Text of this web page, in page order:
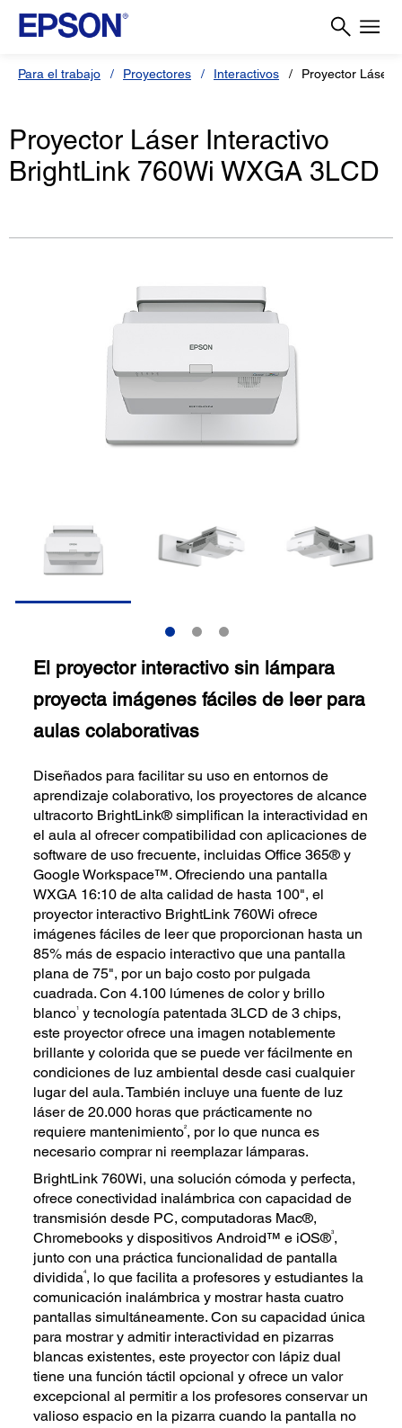
Para el trabajo Proyectores Interactivos Proyector Láser
Proyector Láser Interactivo
BrightLink 760Wi WXGA 3LCD
El proyector interactivo sin lámpara
proyecta imágenes fáciles de leer para
aulas colaborativas
Diseñados para facilitar su uso en entornos de
aprendizaje colaborativo, los proyectores de alcance
ultracorto BrightLink® simplifican la interactividad en
el aula al ofrecer compatibilidad con aplicaciones de
software de uso frecuente, incluidas Office 365® y
Google Workspace™. Ofreciendo una pantalla
WXGA 16:10 de alta calidad de hasta 100", el
proyector interactivo BrightLink 760Wi ofrece
imágenes fáciles de leer que proporcionan hasta un
85% más de espacio interactivo que una pantalla
plana de 75", por un bajo costo por pulgada
cuadrada. Con 4.100 lúmenes de color y brillo
blanco1 y tecnología patentada 3LCD de 3 chips,
este proyector ofrece una imagen notablemente
brillante y colorida que se puede ver fácilmente en
condiciones de luz ambiental desde casi cualquier
lugar del aula. También incluye una fuente de luz
láser de 20.000 horas que prácticamente no
requiere mantenimiento2, por lo que nunca es
necesario comprar ni reemplazar lámparas.
BrightLink 760Wi, una solución cómoda y perfecta,
ofrece conectividad inalámbrica con capacidad de
transmisión desde PC, computadoras Mac®,
Chromebooks y dispositivos Android™ e iOS®3,
junto con una práctica funcionalidad de pantalla
dividida4, lo que facilita a profesores y estudiantes la
comunicación inalámbrica y mostrar hasta cuatro
pantallas simultáneamente. Con su capacidad única
para mostrar y admitir interactividad en pizarras
blancas existentes, este proyector con lápiz dual
tiene una función táctil opcional y ofrece un valor
excepcional al permitir a los profesores conservar un
valioso espacio en la pizarra cuando la pantalla no